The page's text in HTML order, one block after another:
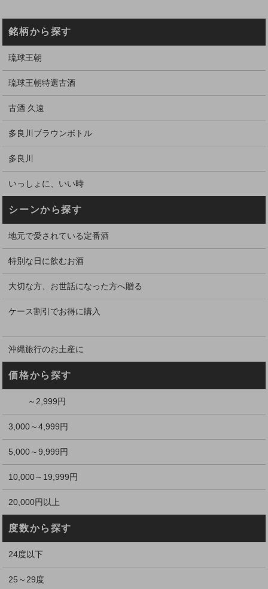
銘柄から探す
琉球王朝
琉球王朝特選古酒
古酒 久遠
多良川ブラウンボトル
多良川
いっしょに、いい時
シーンから探す
地元で愛されている定番酒
特別な日に飲むお酒
大切な方、お世話になった方へ贈る
ケース割引でお得に購入
沖縄旅行のお土産に
価格から探す
～2,999円
3,000～4,999円
5,000～9,999円
10,000～19,999円
20,000円以上
度数から探す
24度以下
25～29度